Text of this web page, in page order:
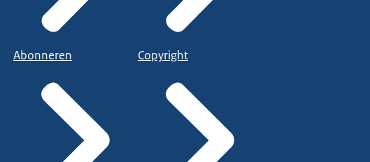
Abonneren Copyright